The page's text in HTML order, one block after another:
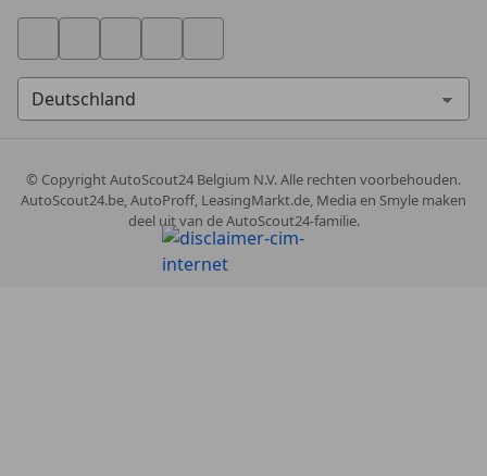
© CopyrightAutoScout24 Belgium N.V. Alle rechten voorbehouden.
AutoScout24.be, AutoProff, LeasingMarkt.de, Media en Smyle maken
deel uit van de AutoScout24-familie.